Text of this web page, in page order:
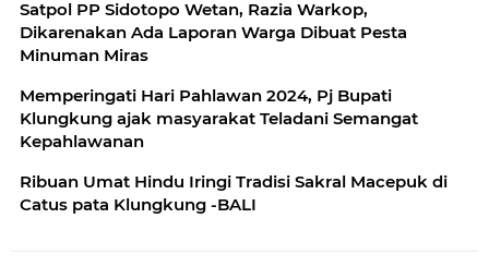
Satpol PP Sidotopo Wetan, Razia Warkop,
Dikarenakan Ada Laporan Warga Dibuat Pesta
Minuman Miras
Memperingati Hari Pahlawan 2024, Pj Bupati
Klungkung ajak masyarakat Teladani Semangat
Kepahlawanan
Ribuan Umat Hindu Iringi Tradisi Sakral Macepuk di
Catus pata Klungkung -BALI